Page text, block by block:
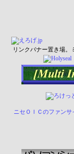
リンクバナー置き場。
ニセＯＩＣのファンサ